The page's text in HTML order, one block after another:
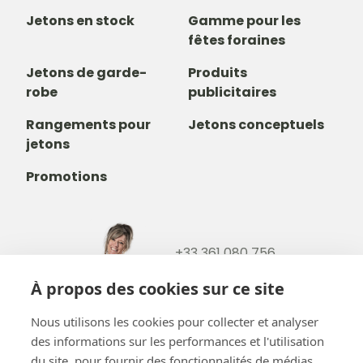
À propos des cookies sur ce site
Nous utilisons les cookies pour collecter et analyser
des informations sur les performances et l'utilisation
Jetons en stock
Gamme pour les
fêtes foraines
Jetons de garde-
robe
Produits
publicitaires
Rangements pour
jetons
Jetons conceptuels
Promotions
+33 361 080 756
info@b-token.eu
Facebook
Instagram
YouTube
LinkedIn